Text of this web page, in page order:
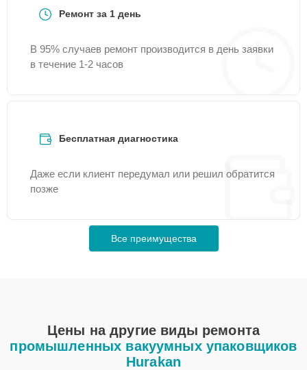
Ремонт за 1 день
В 95% случаев ремонт производится в день заявки
в течение 1-2 часов
Бесплатная диагностика
Даже если клиент передумал или решил обратится
позже
Все преимущества
Цены на другие виды ремонта
промышленных вакуумных упаковщиков
Hurakan